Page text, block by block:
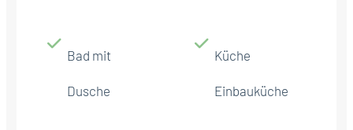
Bad mit
Dusche
Küche
Einbauküche